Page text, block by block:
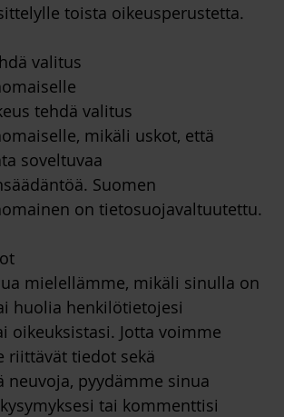
toista oikeusperustetta.
valitus
tehdä valitus
mikäli uskot, että
soveltuvaa
Suomen
on tietosuojavaltuutettu.
mielellämme, mikäli sinulla on
huolia henkilötietojesi
oikeuksistasi. Jotta voimme
riittävät tiedot sekä
neuvoja, pyydämme sinua
tai kommenttisi